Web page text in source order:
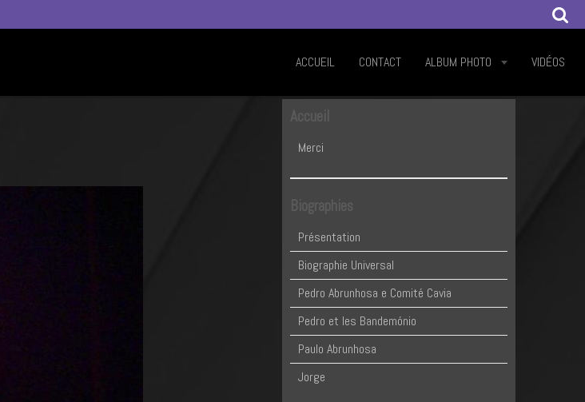
ACCUEIL CONTACT ALBUM PHOTO VIDÉOS
Accueil
Merci
Biographies
Présentation
Biographie Universal
Pedro Abrunhosa e Comité Cavia
Pedro et les Bandemónio
Paulo Abrunhosa
Jorge